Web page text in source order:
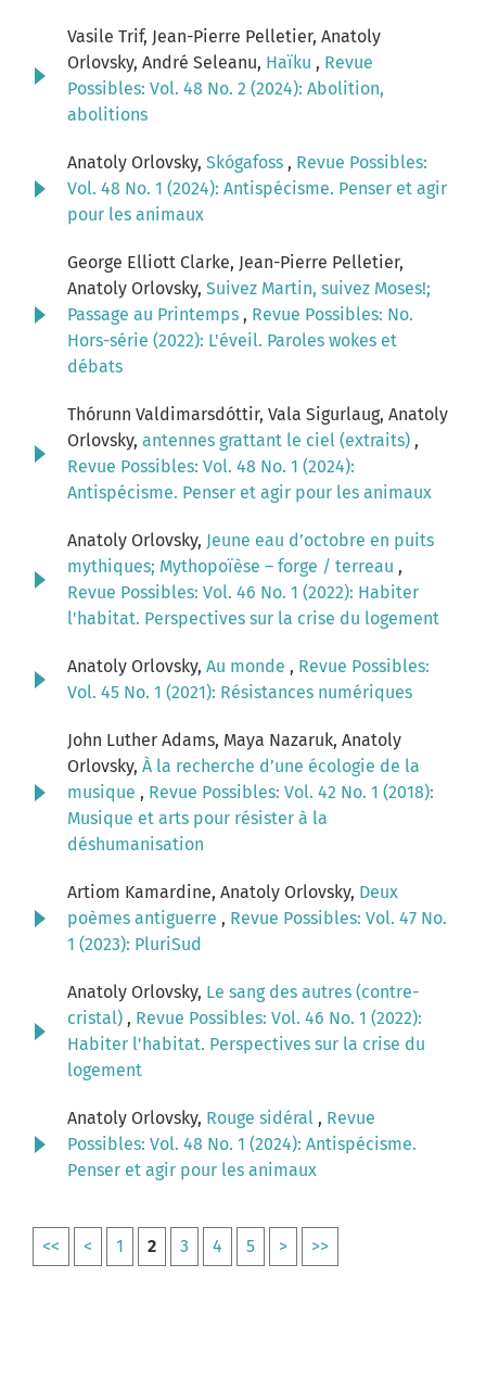
Vasile Trif, Jean-Pierre Pelletier, Anatoly
Orlovsky, André Seleanu, Haïku , Revue
Possibles: Vol. 48 No. 2 (2024): Abolition,
abolitions
Anatoly Orlovsky, Skógafoss , Revue Possibles:
Vol. 48 No. 1 (2024): Antispécisme. Penser et agir
pour les animaux
George Elliott Clarke, Jean-Pierre Pelletier,
Anatoly Orlovsky, Suivez Martin, suivez Moses!;
Passage au Printemps , Revue Possibles: No.
Hors-série (2022): L'éveil. Paroles wokes et
débats
Thórunn Valdimarsdóttir, Vala Sigurlaug, Anatoly
Orlovsky, antennes grattant le ciel (extraits) ,
Revue Possibles: Vol. 48 No. 1 (2024):
Antispécisme. Penser et agir pour les animaux
Anatoly Orlovsky, Jeune eau d’octobre en puits
mythiques; Mythopoïèse – forge / terreau ,
Revue Possibles: Vol. 46 No. 1 (2022): Habiter
l'habitat. Perspectives sur la crise du logement
Anatoly Orlovsky, Au monde , Revue Possibles:
Vol. 45 No. 1 (2021): Résistances numériques
John Luther Adams, Maya Nazaruk, Anatoly
Orlovsky, À la recherche d’une écologie de la
musique , Revue Possibles: Vol. 42 No. 1 (2018):
Musique et arts pour résister à la
déshumanisation
Artiom Kamardine, Anatoly Orlovsky, Deux
poèmes antiguerre , Revue Possibles: Vol. 47 No.
1 (2023): PluriSud
Anatoly Orlovsky, Le sang des autres (contre-
cristal) , Revue Possibles: Vol. 46 No. 1 (2022):
Habiter l'habitat. Perspectives sur la crise du
logement
Anatoly Orlovsky, Rouge sidéral , Revue
Possibles: Vol. 48 No. 1 (2024): Antispécisme.
Penser et agir pour les animaux
<< < 1 2 3 4 5 > >>